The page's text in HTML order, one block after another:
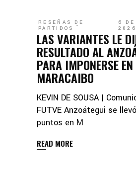
RESEÑAS DE
PARTIDOS
6 DE
2026
LAS VARIANTES LE
RESULTADO AL
PARA IMPONERSE EN
MARACAIBO
KEVIN DE SOUSA |
FUTVE Anzoátegui se
puntos en M
READ MORE